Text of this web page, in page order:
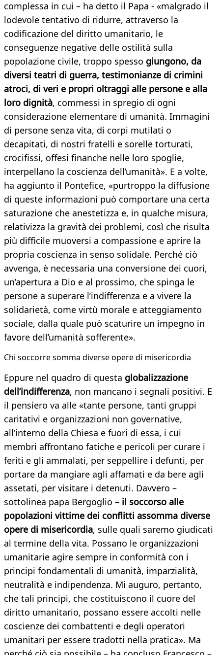
complessa in cui – ha detto il Papa - «malgrado il
lodevole tentativo di ridurre, attraverso la
codificazione del diritto umanitario, le
conseguenze negative delle ostilità sulla
popolazione civile, troppo spesso giungono, da
diversi teatri di guerra, testimonianze di crimini
atroci, di veri e propri oltraggi alle persone e alla
loro dignità, commessi in spregio di ogni
considerazione elementare di umanità. Immagini
di persone senza vita, di corpi mutilati o
decapitati, di nostri fratelli e sorelle torturati,
crocifissi, offesi finanche nelle loro spoglie,
interpellano la coscienza dell’umanità». E a volte,
ha aggiunto il Pontefice, «purtroppo la diffusione
di queste informazioni può comportare una certa
saturazione che anestetizza e, in qualche misura,
relativizza la gravità dei problemi, così che risulta
più difficile muoversi a compassione e aprire la
propria coscienza in senso solidale. Perché ciò
avvenga, è necessaria una conversione dei cuori,
un’apertura a Dio e al prossimo, che spinga le
persone a superare l’indifferenza e a vivere la
solidarietà, come virtù morale e atteggiamento
sociale, dalla quale può scaturire un impegno in
favore dell’umanità sofferente».
Chi soccorre somma diverse opere di misericordia
Eppure nel quadro di questa globalizzazione
dell’indifferenza, non mancano i segnali positivi. E
il pensiero va alle «tante persone, tanti gruppi
caritativi e organizzazioni non governative,
all’interno della Chiesa e fuori di essa, i cui
membri affrontano fatiche e pericoli per curare i
feriti e gli ammalati, per seppellire i defunti, per
portare da mangiare agli affamati e da bere agli
assetati, per visitare i detenuti. Davvero –
sottolinea papa Bergoglio – il soccorso alle
popolazioni vittime dei conflitti assomma diverse
opere di misericordia, sulle quali saremo giudicati
al termine della vita. Possano le organizzazioni
umanitarie agire sempre in conformità con i
principi fondamentali di umanità, imparzialità,
neutralità e indipendenza. Mi auguro, pertanto,
che tali principi, che costituiscono il cuore del
diritto umanitario, possano essere accolti nelle
coscienze dei combattenti e degli operatori
umanitari per essere tradotti nella pratica». Ma